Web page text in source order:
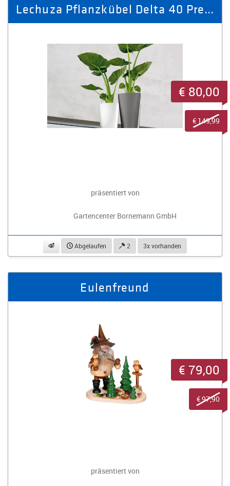
Lechuza Pflanzkübel Delta 40 Premium weiß
präsentiert von
Gartencenter Bornemann GmbH
beobachtenAbgelaufen 2 3x vorhanden
€ 80,00
€ 149,99
Eulenfreund
präsentiert von
€ 79,00
€ 97,90